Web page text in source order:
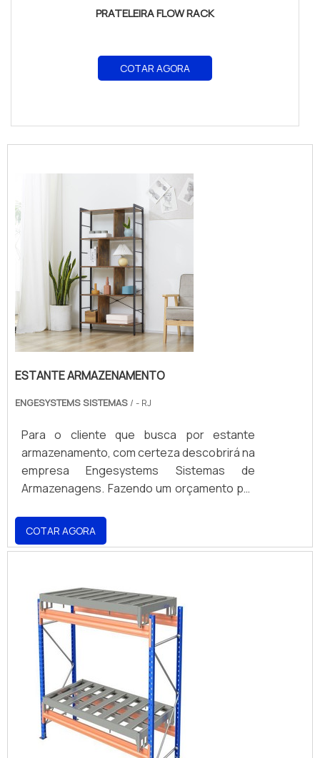
PRATELEIRA FLOW RACK
COTAR AGORA
ESTANTE ARMAZENAMENTO
ENGESYSTEMS SISTEMAS / - RJ
Para o cliente que busca por estante
armazenamento, com certeza descobrirá na
empresa Engesystems Sistemas de
Armazenagens. Fazendo um orçamento por
líder da área de atuação. MAIS DETALHES
INTERESSANTES SOBRE ESTANTE
uma empresa altamente qualificada, depara
com a Engesystems Sistemas de
Armazenagens. É possível encontrar porta
bag e gaiola aramada, visando sempre a
qualidade final para a fidelização do cliente.
Ainda tratando-se de estante
armazenamento, sempre deve-se buscar
uma empresa que tenha produtos e
serviços com ótima qualidade e proteção,
COTAR AGORA